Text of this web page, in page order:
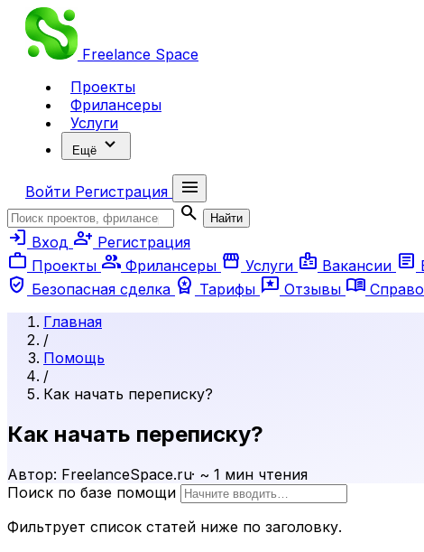
Freelance Space
Проекты
Фрилансеры
Услуги
Ещё expand_more
Войти Регистрация
menu
search
Найти
login Вход person_add Регистрация
work Проекты group Фрилансеры storefront Услуги badge Вакансии article
verified_user Безопасная сделка workspace_premium Тарифы reviews Отзывы menu_book
Главная
/
Помощь
/
Как начать переписку?
Как начать переписку?
Автор: FreelanceSpace.ru· ~ 1 мин чтения
Поиск по базе помощи
Фильтрует список статей ниже по заголовку.